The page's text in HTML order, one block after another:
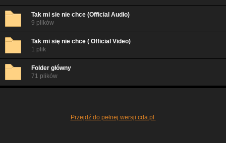
Tak mi sie nie chce (Official Audio)
9 plików
Tak mi się nie chce ( Official Video)
1 plik
Folder główny
71 plików
Przejdź do pełnej wersji cda.pl